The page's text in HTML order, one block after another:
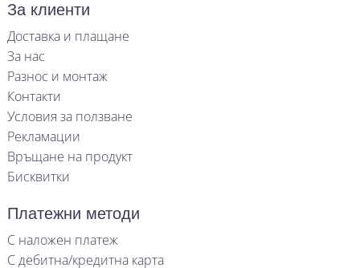
За клиенти
Доставка и плащане
За нас
Разнос и монтаж
Контакти
Условия за ползване
Рекламации
Връщане на продукт
Бисквитки
Платежни методи
С наложен платеж
С дебитна/кредитна карта